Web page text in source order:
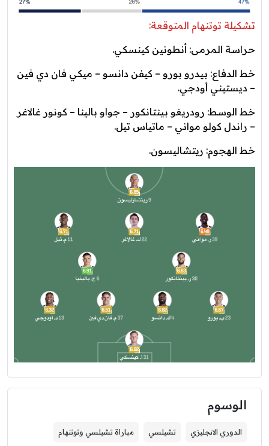
تشكيلة توتنهام المتوقعة:
حراسة المرمى: أنطونين كينسكي.
خط الدفاع: بيدرو بورو – كيفن دانسو – ميكي فان دي فين
– ديستيني أودجي.
خط الوسط: رودريغو بينتانكور – جواو بالينا – كونور غالاغر
– راندل كولو مواني – ماتياس تيل.
خط الهجوم: ريتشاليسون.
الوسوم
الدوري الانجليزي تشيلسي مباراة تشيلسي وتوتنهام